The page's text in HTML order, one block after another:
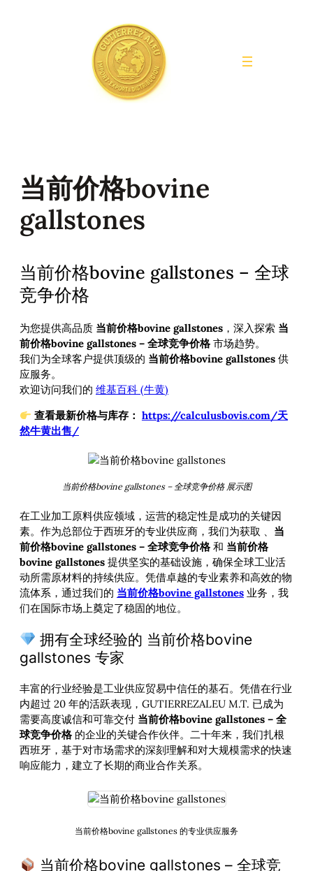
当前价格bovine
gallstones
当前价格bovine gallstones – 全球
竞争价格
为您提供高品质 当前价格bovine gallstones ，深入探索 当
前价格bovine gallstones – 全球竞争价格 市场趋势。
我们为全球客户提供顶级的 当前价格bovine gallstones 供
应服务。
欢迎访问我们的 维基百科 (牛黄)
查看最新价格与库存： https://calculusbovis.com/天
然牛黄出售/
当前价格bovine gallstones – 全球竞争价格 展示图
在工业加工原料供应领域，运营的稳定性是成功的关键因
素。作为总部位于西班牙的专业供应商，我们为获取 、 当
前价格bovine gallstones – 全球竞争价格 和 当前价格
bovine gallstones 提供坚实的基础设施，确保全球工业活
动所需原材料的持续供应。凭借卓越的专业素养和高效的物
流体系，通过我们的 当前价格bovine gallstones 业务，我
们在国际市场上奠定了稳固的地位。
拥有全球经验的 当前价格bovine
gallstones 专家
丰富的行业经验是工业供应贸易中信任的基石。凭借在行业
内超过 20 年的活跃表现，GUTIERREZALEU M.T. 已成为
需要高度诚信和可靠交付 当前价格bovine gallstones – 全
球竞争价格 的企业的关键合作伙伴。二十年来，我们扎根
西班牙，基于对市场需求的深刻理解和对大规模需求的快速
响应能力，建立了长期的商业合作关系。
当前价格bovine gallstones 的专业供应服务
当前价格bovine gallstones – 全球竞